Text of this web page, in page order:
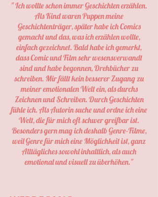
" Ich wollte schon immer Geschichten erzählen.
Als Kind waren Puppen meine
Geschichtenträger, später habe ich Comics
gemacht und das, was ich erzählen wollte,
einfach gezeichnet. Bald habe ich gemerkt,
dass Comic und Film sehr wesensverwandt
sind und habe begonnen, Drehbücher zu
schreiben. Mir fällt kein besserer Zugang zu
meiner emotionalen Welt ein, als durchs
Zeichnen und Schreiben. Durch Geschichten
fühle ich. Als Autorin suche und ordne ich eine
Welt, die für mich oft schwer greifbar ist.
Besonders gern mag ich deshalb Genre-Filme,
weil Genre für mich eine Möglichkeit ist, ganz
Alltägliches sowohl inhaltlich, als auch
emotional und visuell zu überhöhen."